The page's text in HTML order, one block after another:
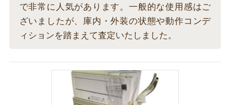
で非常に人気があります。一般的な使用感はご
ざいましたが、庫内・外装の状態や動作コンデ
ィションを踏まえて査定いたしました。